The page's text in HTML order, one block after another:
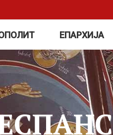
ЕПАРХИЈА